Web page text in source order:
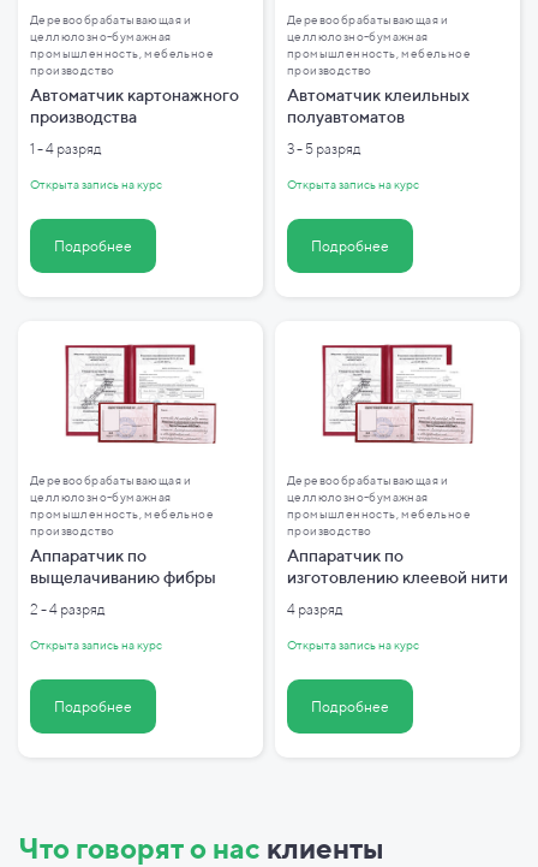
Деревообрабатывающая и
целлюлозно-бумажная
промышленность, мебельное
производство
Автоматчик картонажного
производства
1 - 4 разряд
Открыта запись на курс
Подробнее
Деревообрабатывающая и
целлюлозно-бумажная
промышленность, мебельное
производство
Автоматчик клеильных
полуавтоматов
3 - 5 разряд
Открыта запись на курс
Подробнее
Деревообрабатывающая и
целлюлозно-бумажная
промышленность, мебельное
производство
Аппаратчик по
выщелачиванию фибры
2 - 4 разряд
Открыта запись на курс
Подробнее
Деревообрабатывающая и
целлюлозно-бумажная
промышленность, мебельное
производство
Аппаратчик по
изготовлению клеевой нити
4 разряд
Открыта запись на курс
Подробнее
Что говорят о нас клиенты